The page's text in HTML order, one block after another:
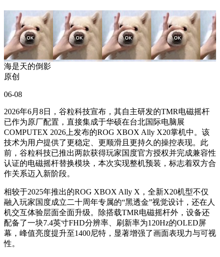
海是天的倒影
原创
06-08
2026年6月8日，谷粒科技宣布，其自主研发的TMR电磁摇杆
已作为原厂配置，直接集成于华硕在台北国际电脑展
COMPUTEX 2026上发布的ROG XBOX Ally X20掌机中。该
技术为用户提供了更稳定、更顺滑且更持久的操控表现。此
前，谷粒科技已推出两款获得玩家国度官方授权并完成兼容性
认证的电磁摇杆替换模块，本次实现整机预装，标志着双方合
作关系迈入新阶段。
相较于2025年推出的ROG XBOX Ally X，全新X20机型不仅
融入玩家国度成立二十周年专属的“黑透金”视觉设计，还在人
机交互体验层面全面升级。除搭载TMR电磁摇杆外，设备还
配备了一块7.4英寸FHD分辨率、刷新率为120Hz的OLED屏
幕，峰值亮度提升至1400尼特，显著增强了画面表现力与可视
性。